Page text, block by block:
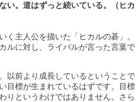
い。道はずっと続いている。（ヒカ
く主人公を描いた「ヒカルの碁」。
ルに対し、ライバルが言った言葉で
以前より成長しているということで
目標が生まれているはずです。目標
りというわけではありません。さら